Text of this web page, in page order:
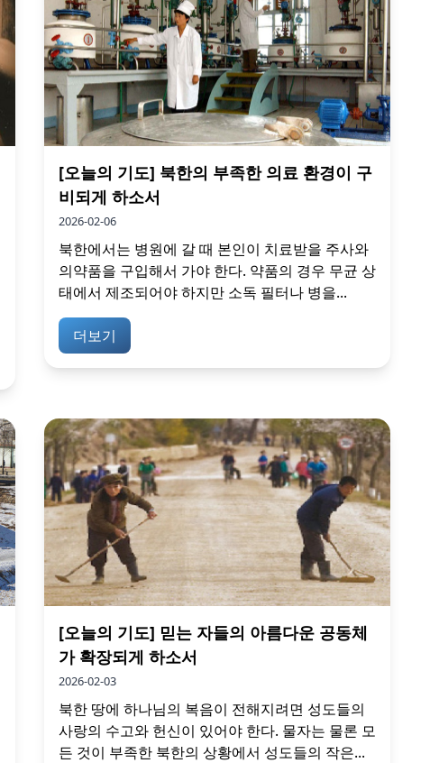
[오늘의 기도] 북한의 부족한 의료 환경이 구
비되게 하소서
2026-02-06
북한에서는 병원에 갈 때 본인이 치료받을 주사와
의약품을 구입해서 가야 한다. 약품의 경우 무균 상
태에서 제조되어야 하지만 소독 필터나 병을...
더보기
[오늘의 기도] 믿는 자들의 아름다운 공동체
가 확장되게 하소서
2026-02-03
북한 땅에 하나님의 복음이 전해지려면 성도들의
사랑의 수고와 헌신이 있어야 한다. 물자는 물론 모
든 것이 부족한 북한의 상황에서 성도들의 작은...